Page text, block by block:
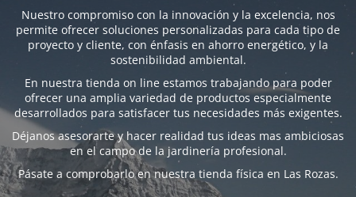
Nuestro compromiso con la innovación y la excelencia, nos
permite ofrecer soluciones personalizadas para cada tipo de
proyecto y cliente, con énfasis en ahorro energético, y la
sostenibilidad ambiental.
En nuestra tienda on line estamos trabajando para poder
ofrecer una amplia variedad de productos especialmente
desarrollados para satisfacer tus necesidades más exigentes.
Déjanos asesorarte y hacer realidad tus ideas mas ambiciosas
en el campo de la jardinería profesional.
Pásate a comprobarlo en nuestra tienda física en Las Rozas.